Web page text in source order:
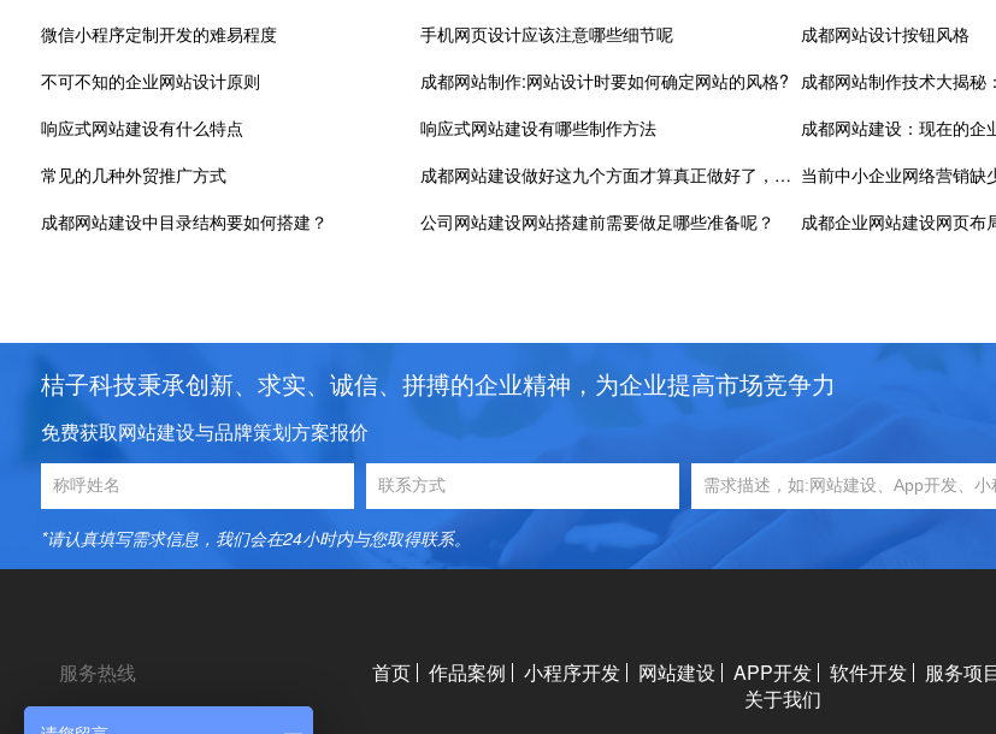
微信小程序定制开发的难易程度 手机网页设计应该注意哪些细节呢
成都网站设计按钮风格
不可不知的企业网站设计原则
成都网站制作:网站设计时要如何确定网站的风格? 成都网站制作技术大揭秘
响应式网站建设有什么特点
响应式网站建设有哪些制作方法
成都网站建设：现在的企
常见的几种外贸推广方式
成都网站建设做好这九个方面才算真正做好了，收藏了 当前中小企业网络营销缺
成都网站建设中目录结构要如何搭建？
公司网站建设网站搭建前需要做足哪些准备呢？ 成都​企业网站建设网页布
桔子科技秉承创新、求实、诚信、拼搏的企业精神，为企业提高市场竞争力
免费获取网站建设与品牌策划方案报价
*请认真填写需求信息，我们会在24小时内与您取得联系。
服务热线 首页 作品案例 小程序开发 网站建设 APP开发 软件开发 服务项
关于我们